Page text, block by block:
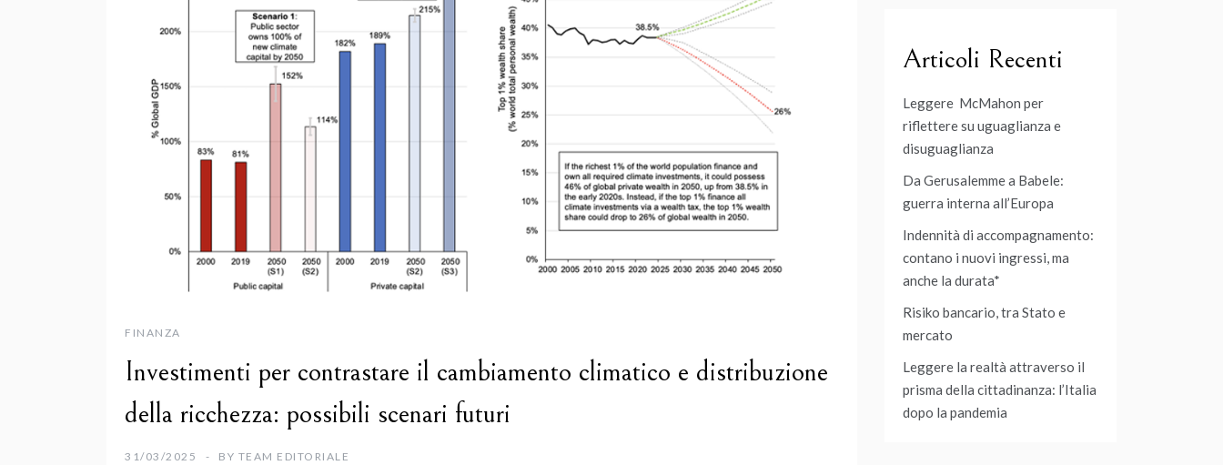
FINANZA
Investimenti per contrastare il cambiamento climatico e distribuzione
della ricchezza: possibili scenari futuri
31/03/2025 BY TEAM EDITORIALE
Articoli Recenti
Leggere McMahon per
riflettere su uguaglianza e
disuguaglianza
Da Gerusalemme a Babele:
guerra interna all’Europa
Indennità di accompagnamento:
contano i nuovi ingressi, ma
anche la durata*
Risiko bancario, tra Stato e
mercato
Leggere la realtà attraverso il
prisma della cittadinanza: l’Italia
dopo la pandemia